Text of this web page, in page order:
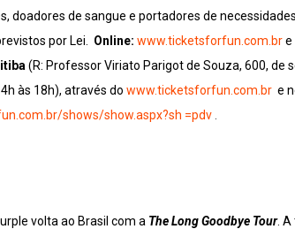
doadores de sangue e portadores de
por Lei.
Online: www.ticketsforfun.com.bre
(R: Professor Viriato Parigot de Souza, 600, de
às 18h), através do www.ticketsforfun.com.br e
shows/show.aspx?sh =pdv
volta ao Brasil com a The Long Goodbye Tour. A